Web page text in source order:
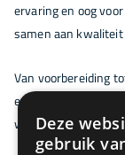
ervaring en oog
samen aan
Van voorbereiding
extra voor onze
werkvloer.
Deze
gebruik